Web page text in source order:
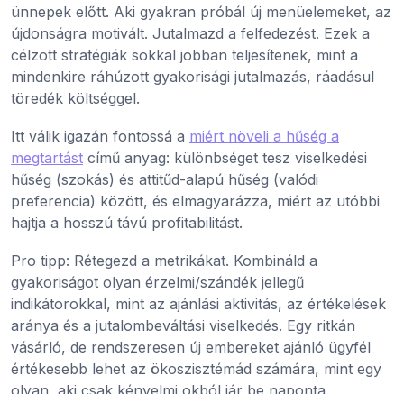
ünnepek előtt. Aki gyakran próbál új menüelemeket, az
újdonságra motivált. Jutalmazd a felfedezést. Ezek a
célzott stratégiák sokkal jobban teljesítenek, mint a
mindenkire ráhúzott gyakorisági jutalmazás, ráadásul
töredék költséggel.
Itt válik igazán fontossá a miért növeli a hűség a
megtartást című anyag: különbséget tesz viselkedési
hűség (szokás) és attitűd-alapú hűség (valódi
preferencia) között, és elmagyarázza, miért az utóbbi
hajtja a hosszú távú profitabilitást.
Pro tipp: Rétegezd a metrikákat. Kombináld a
gyakoriságot olyan érzelmi/szándék jellegű
indikátorokkal, mint az ajánlási aktivitás, az értékelések
aránya és a jutalombeváltási viselkedés. Egy ritkán
vásárló, de rendszeresen új embereket ajánló ügyfél
értékesebb lehet az ökoszisztémád számára, mint egy
olyan, aki csak kényelmi okból jár be naponta.